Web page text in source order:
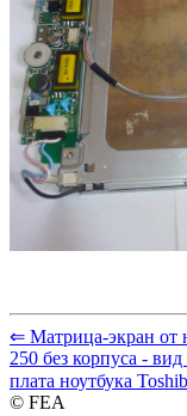
⇐ Матрица-экран от
250 без корпуса - вид
плата ноутбука
© FEA